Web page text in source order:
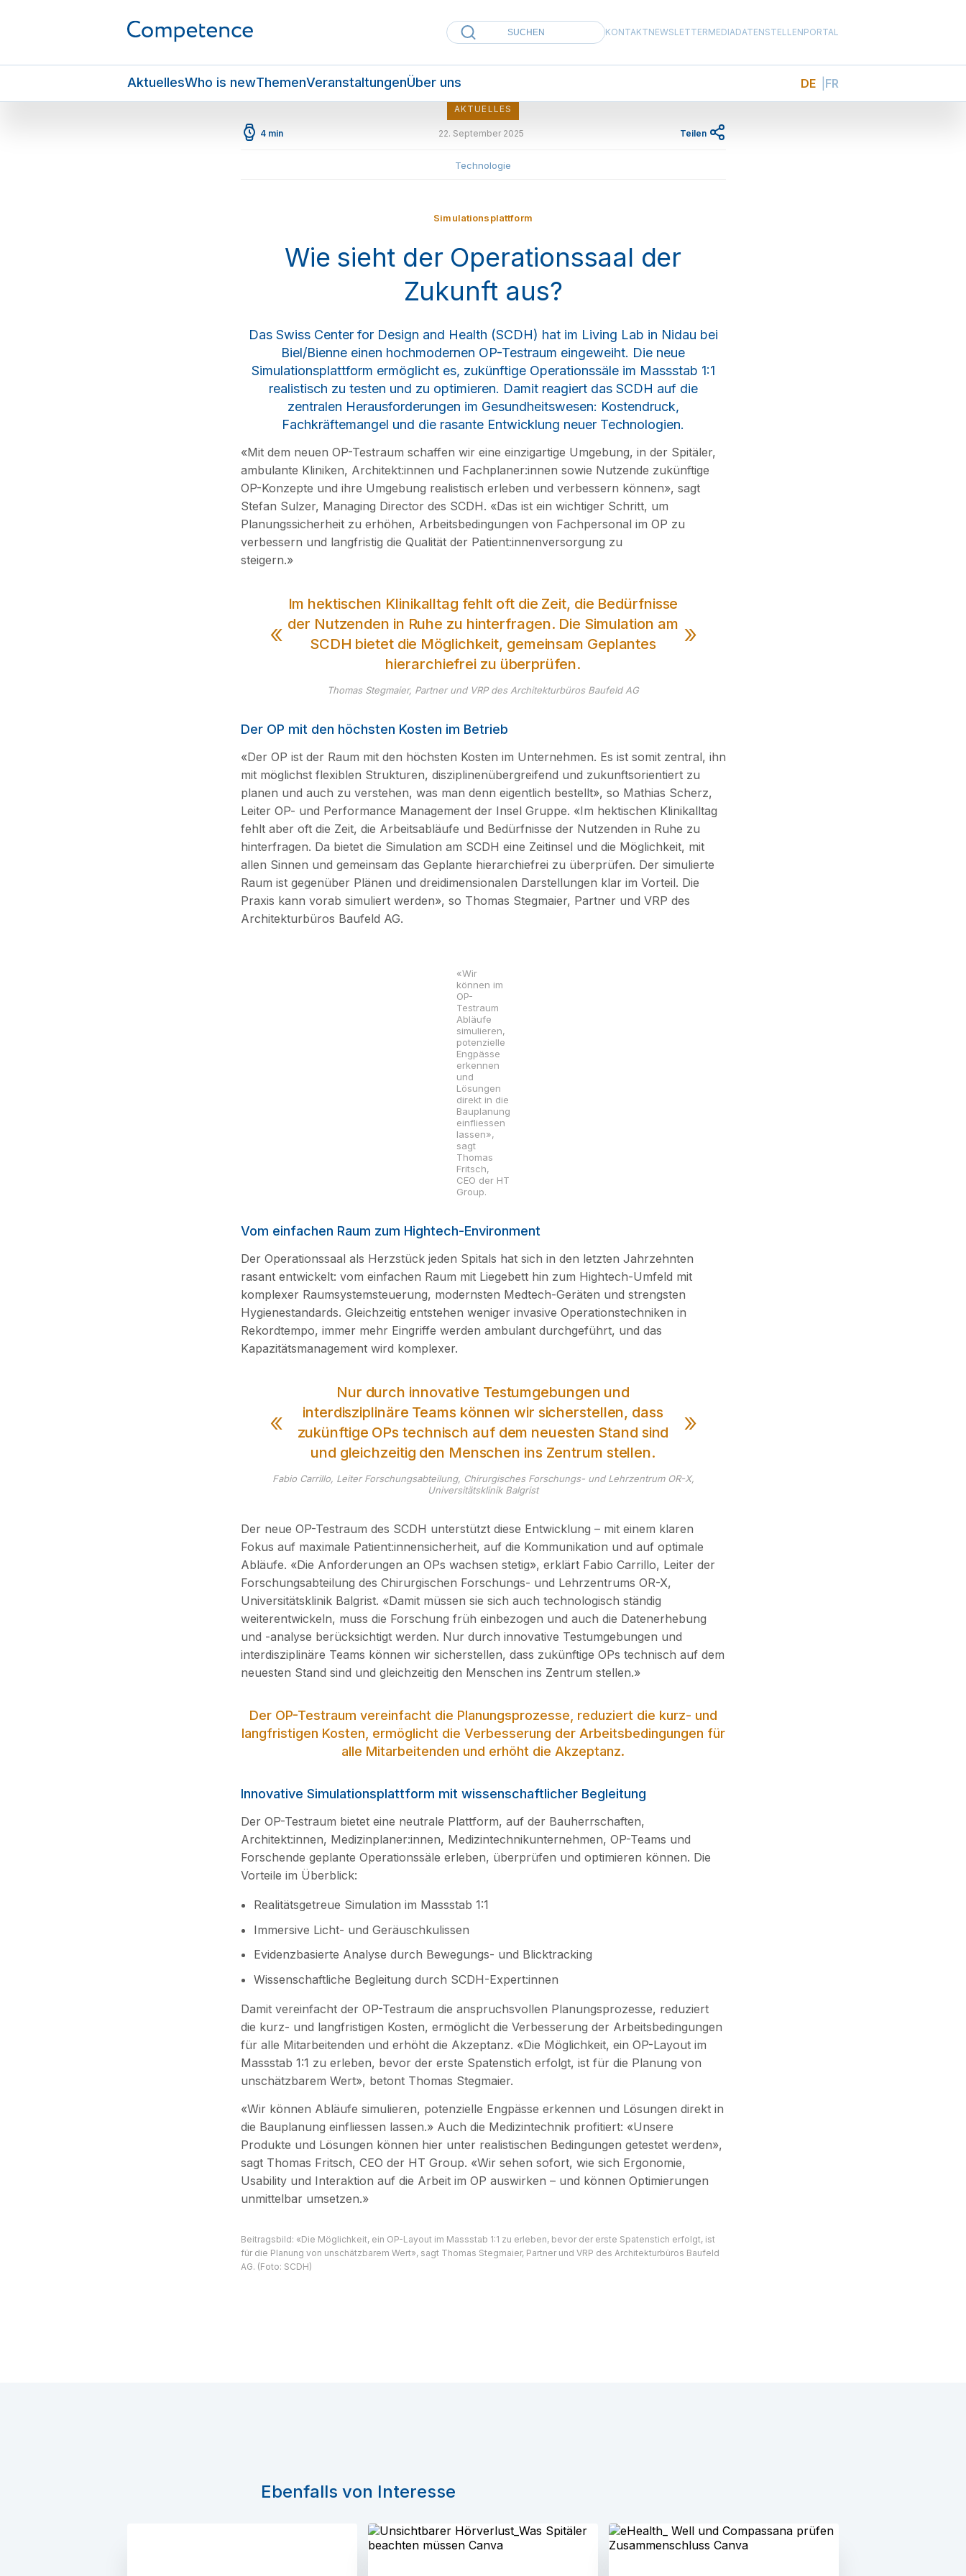
KONTAKTNEWSLETTERMEDIADATENSTELLENPORTAL
AktuellesWho is newThemenVeranstaltungenÜber uns DE FR
AKTUELLES
4 min 22. September 2025 Teilen
Technologie
Simulationsplattform
Wie sieht der Operationssaal der
Zukunft aus?
Das Swiss Center for Design and Health (SCDH) hat im Living Lab in Nidau bei
Biel/Bienne einen hochmodernen OP-Testraum eingeweiht. Die neue
Simulationsplattform ermöglicht es, zukünftige Operationssäle im Massstab 1:1
realistisch zu testen und zu optimieren. Damit reagiert das SCDH auf die
zentralen Herausforderungen im Gesundheitswesen: Kostendruck,
Fachkräftemangel und die rasante Entwicklung neuer Technologien.
«Mit dem neuen OP-Testraum schaffen wir eine einzigartige Umgebung, in der Spitäler,
ambulante Kliniken, Architekt:innen und Fachplaner:innen sowie Nutzende zukünftige
OP-Konzepte und ihre Umgebung realistisch erleben und verbessern können», sagt
Stefan Sulzer, Managing Director des SCDH. «Das ist ein wichtiger Schritt, um
Planungssicherheit zu erhöhen, Arbeitsbedingungen von Fachpersonal im OP zu
verbessern und langfristig die Qualität der Patient:innenversorgung zu
steigern.»
Im hektischen Klinikalltag fehlt oft die Zeit, die Bedürfnisse
der Nutzenden in Ruhe zu hinterfragen. Die Simulation am
SCDH bietet die Möglichkeit, gemeinsam Geplantes
hierarchiefrei zu überprüfen.
Thomas Stegmaier, Partner und VRP des Architekturbüros Baufeld AG
Der OP mit den höchsten Kosten im Betrieb
«Der OP ist der Raum mit den höchsten Kosten im Unternehmen. Es ist somit zentral, ihn
mit möglichst flexiblen Strukturen, disziplinenübergreifend und zukunftsorientiert zu
planen und auch zu verstehen, was man denn eigentlich bestellt», so Mathias Scherz,
Leiter OP- und Performance Management der Insel Gruppe. «Im hektischen Klinikalltag
fehlt aber oft die Zeit, die Arbeitsabläufe und Bedürfnisse der Nutzenden in Ruhe zu
hinterfragen. Da bietet die Simulation am SCDH eine Zeitinsel und die Möglichkeit, mit
allen Sinnen und gemeinsam das Geplante hierarchiefrei zu überprüfen. Der simulierte
Raum ist gegenüber Plänen und dreidimensionalen Darstellungen klar im Vorteil. Die
Praxis kann vorab simuliert werden», so Thomas Stegmaier, Partner und VRP des
Architekturbüros Baufeld AG.
«Wir
können im
OP-
Testraum
Abläufe
simulieren,
potenzielle
Engpässe
erkennen
und
Lösungen
direkt in die
Bauplanung
einfliessen
lassen»,
sagt
Thomas
Fritsch,
CEO der HT
Group.
Vom einfachen Raum zum Hightech-Environment
Der Operationssaal als Herzstück jeden Spitals hat sich in den letzten Jahrzehnten
rasant entwickelt: vom einfachen Raum mit Liegebett hin zum Hightech-Umfeld mit
komplexer Raumsystemsteuerung, modernsten Medtech-Geräten und strengsten
Hygienestandards. Gleichzeitig entstehen weniger invasive Operationstechniken in
Rekordtempo, immer mehr Eingriffe werden ambulant durchgeführt, und das
Kapazitätsmanagement wird komplexer.
Nur durch innovative Testumgebungen und
interdisziplinäre Teams können wir sicherstellen, dass
zukünftige OPs technisch auf dem neuesten Stand sind
und gleichzeitig den Menschen ins Zentrum stellen.
Fabio Carrillo, Leiter Forschungsabteilung, Chirurgisches Forschungs- und Lehrzentrum OR-X,
Universitätsklinik Balgrist
Der neue OP-Testraum des SCDH unterstützt diese Entwicklung – mit einem klaren
Fokus auf maximale Patient:innensicherheit, auf die Kommunikation und auf optimale
Abläufe. «Die Anforderungen an OPs wachsen stetig», erklärt Fabio Carrillo, Leiter der
Forschungsabteilung des Chirurgischen Forschungs- und Lehrzentrums OR-X,
Universitätsklinik Balgrist. «Damit müssen sie sich auch technologisch ständig
weiterentwickeln, muss die Forschung früh einbezogen und auch die Datenerhebung
und -analyse berücksichtigt werden. Nur durch innovative Testumgebungen und
interdisziplinäre Teams können wir sicherstellen, dass zukünftige OPs technisch auf dem
neuesten Stand sind und gleichzeitig den Menschen ins Zentrum stellen.»
Der OP-Testraum vereinfacht die Planungsprozesse, reduziert die kurz- und
langfristigen Kosten, ermöglicht die Verbesserung der Arbeitsbedingungen für
alle Mitarbeitenden und erhöht die Akzeptanz.
Innovative Simulationsplattform mit wissenschaftlicher Begleitung
Der OP-Testraum bietet eine neutrale Plattform, auf der Bauherrschaften,
Architekt:innen, Medizinplaner:innen, Medizintechnikunternehmen, OP-Teams und
Forschende geplante Operationssäle erleben, überprüfen und optimieren können. Die
Vorteile im Überblick:
Realitätsgetreue Simulation im Massstab 1:1
Immersive Licht- und Geräuschkulissen
Evidenzbasierte Analyse durch Bewegungs- und Blicktracking
Wissenschaftliche Begleitung durch SCDH-Expert:innen
Damit vereinfacht der OP-Testraum die anspruchsvollen Planungsprozesse, reduziert
die kurz- und langfristigen Kosten, ermöglicht die Verbesserung der Arbeitsbedingungen
für alle Mitarbeitenden und erhöht die Akzeptanz. «Die Möglichkeit, ein OP-Layout im
Massstab 1:1 zu erleben, bevor der erste Spatenstich erfolgt, ist für die Planung von
unschätzbarem Wert», betont Thomas Stegmaier.
«Wir können Abläufe simulieren, potenzielle Engpässe erkennen und Lösungen direkt in
die Bauplanung einfliessen lassen.» Auch die Medizintechnik profitiert: «Unsere
Produkte und Lösungen können hier unter realistischen Bedingungen getestet werden»,
sagt Thomas Fritsch, CEO der HT Group. «Wir sehen sofort, wie sich Ergonomie,
Usability und Interaktion auf die Arbeit im OP auswirken – und können Optimierungen
unmittelbar umsetzen.»
Beitragsbild: «Die Möglichkeit, ein OP-Layout im Massstab 1:1 zu erleben, bevor der erste Spatenstich erfolgt, ist
für die Planung von unschätzbarem Wert», sagt Thomas Stegmaier, Partner und VRP des Architekturbüros Baufeld
AG. (Foto: SCDH)
Ebenfalls von Interesse